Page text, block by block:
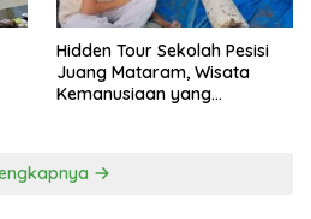
Hidden Tour Sekolah Pesisi
Juang Mataram, Wisata
Kemanusiaan yang